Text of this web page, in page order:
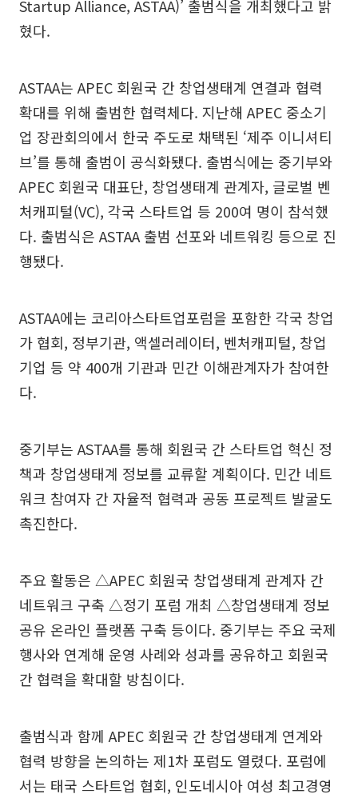
Startup Alliance, ASTAA)’ 출범식을 개최했다고 밝
혔다.
ASTAA는 APEC 회원국 간 창업생태계 연결과 협력
확대를 위해 출범한 협력체다. 지난해 APEC 중소기
업 장관회의에서 한국 주도로 채택된 ‘제주 이니셔티
브’를 통해 출범이 공식화됐다. 출범식에는 중기부와
APEC 회원국 대표단, 창업생태계 관계자, 글로벌 벤
처캐피털(VC), 각국 스타트업 등 200여 명이 참석했
다. 출범식은 ASTAA 출범 선포와 네트워킹 등으로 진
행됐다.
ASTAA에는 코리아스타트업포럼을 포함한 각국 창업
가 협회, 정부기관, 액셀러레이터, 벤처캐피털, 창업
기업 등 약 400개 기관과 민간 이해관계자가 참여한
다.
중기부는 ASTAA를 통해 회원국 간 스타트업 혁신 정
책과 창업생태계 정보를 교류할 계획이다. 민간 네트
워크 참여자 간 자율적 협력과 공동 프로젝트 발굴도
촉진한다.
주요 활동은 △APEC 회원국 창업생태계 관계자 간
네트워크 구축 △정기 포럼 개최 △창업생태계 정보
공유 온라인 플랫폼 구축 등이다. 중기부는 주요 국제
행사와 연계해 운영 사례와 성과를 공유하고 회원국
간 협력을 확대할 방침이다.
출범식과 함께 APEC 회원국 간 창업생태계 연계와
협력 방향을 논의하는 제1차 포럼도 열렸다. 포럼에
서는 태국 스타트업 협회, 인도네시아 여성 최고경영